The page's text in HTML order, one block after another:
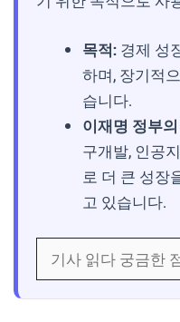
목적: 경제 성
하며, 장기적
습니다.
이재명 정부
구개발, 인공
로 더 큰 성장
고 있습니다.